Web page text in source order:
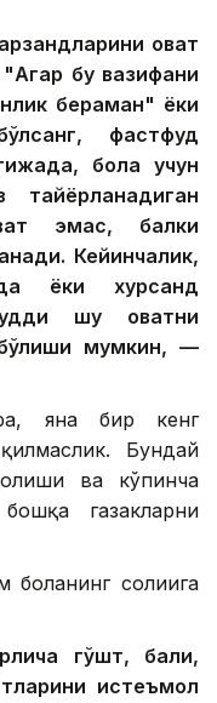
овқат
бу вазифани
бераман" ёки
фастфуд
бола учун
эмас, балки
Кейинчалик,
ёки хурсанд
шу овқатни
мумкин, —
яна бир кенг
Бундай
ва кўпинча
газакларни
соғлиғига
гўшт, балиқ,
истеъмол